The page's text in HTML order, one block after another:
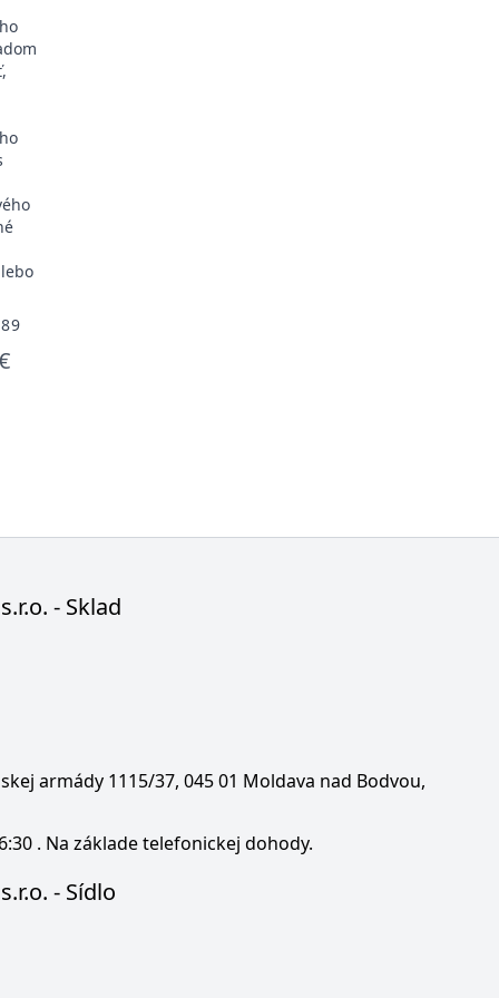
- Sklad
armády 1115/37, 045 01 Moldava nad Bodvou,
. Na základe telefonickej dohody.
- Sídlo